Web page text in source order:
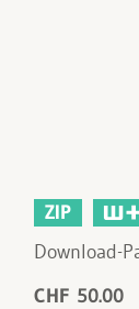
ZIP
Download-
CHF 50.00